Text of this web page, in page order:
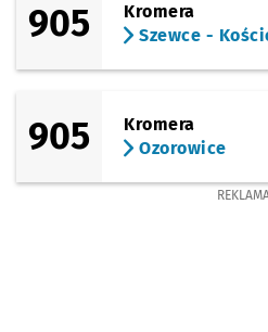
905
Kromera
Szewce -
905
Kromera
Ozorowice